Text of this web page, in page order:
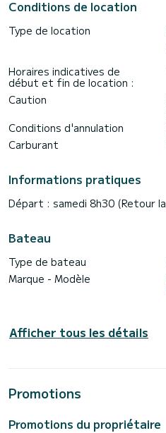
Conditions de location
Type de location
Horaires indicatives de
début et fin de location :
Caution
Conditions d'annulation
Carburant
Informations pratiques
Départ : samedi 8h30 (Retour
Bateau
Type de bateau
Marque - Modèle
Afficher tous les détails
Promotions
Promotions du propriétaire